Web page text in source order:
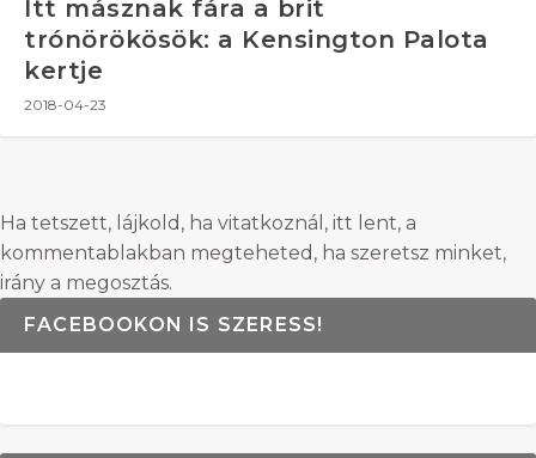
Itt másznak fára a brit
trónörökösök: a Kensington Palota
kertje
2018-04-23
Ha tetszett, lájkold, ha vitatkoznál, itt lent, a
kommentablakban megteheted, ha szeretsz minket,
irány a megosztás.
FACEBOOKON IS SZERESS!